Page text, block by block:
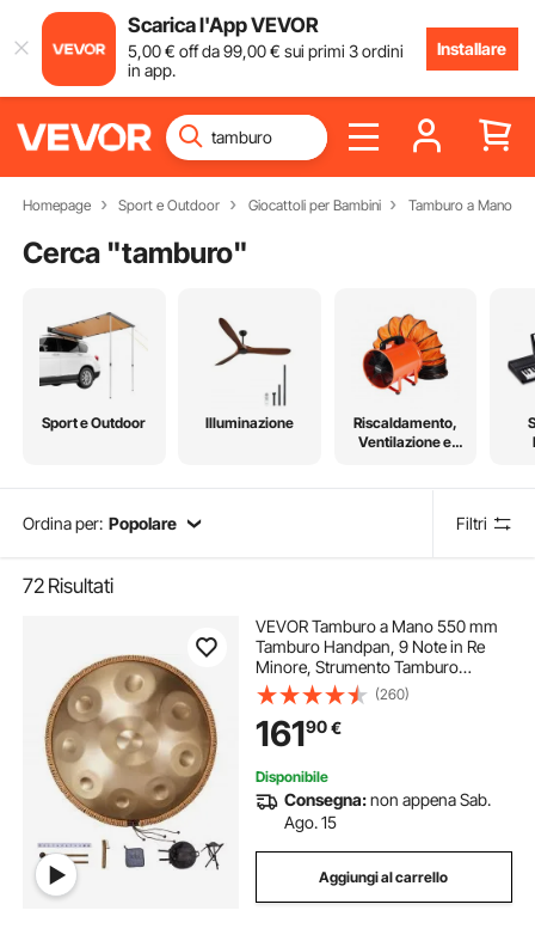
Scarica l'App VEVOR
5,00€ off da99,00€ sui primi 3 ordini
in app.
Installare
Homepage Sport e Outdoor Giocattoli per Bambini Tamburo a Mano
Cerca "tamburo"
Sport e Outdoor Illuminazione
Riscaldamento,
Ventilazione e
Ordina per: Popolare Filtri
72 Risultati
VEVOR Tamburo a Mano 550 mm
Tamburo Handpan, 9 Note in Re
Minore, Strumento Tamburo
Handpan con Mazze, Supporto per
Handpan 440 Hz Borsa per
Trasporto, Tamburo Sonoro
Curativo per Adulti Principianti
(260)
16190€
Disponibile
Consegna:non appena Sab.
Ago. 15
Aggiungi al carrello